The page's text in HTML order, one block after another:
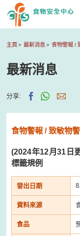
主頁 最新消息 食物警報 /
最新消息
分享:
食物警報 / 致敏物
(2024年12月31日
標籤規例
發出日期
資料來源
食品